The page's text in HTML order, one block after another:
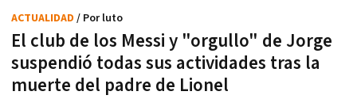
El club de los Messi y "orgullo" de Jorge
suspendió todas sus actividades tras la
muerte del padre de Lionel
ACTUALIDAD / Por luto